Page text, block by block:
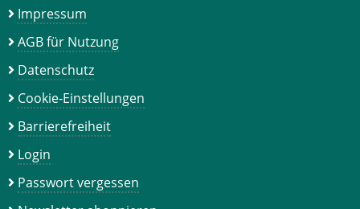
Impressum
AGB für Nutzung
Datenschutz
Cookie-Einstellungen
Barrierefreiheit
Login
Passwort vergessen